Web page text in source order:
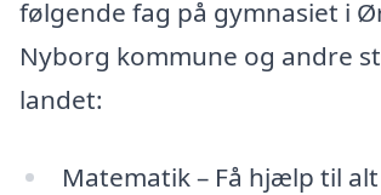
følgende fag på gymnasiet i
Nyborg kommune og andre
landet:
Matematik – Få hjælp til